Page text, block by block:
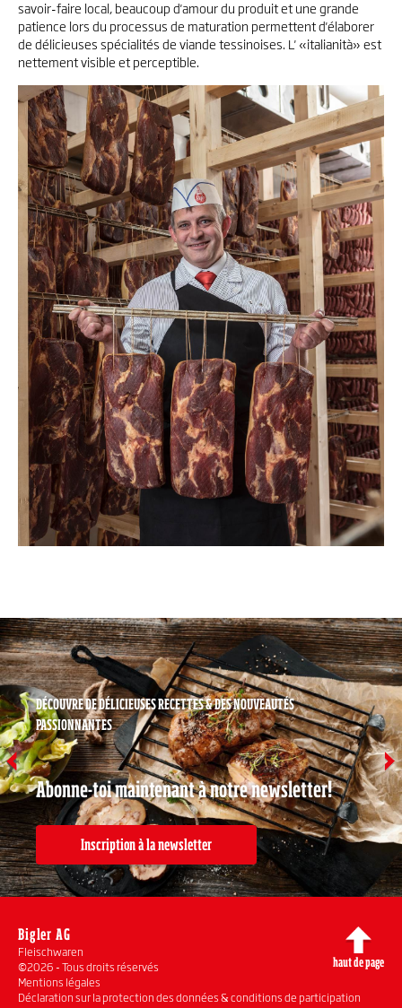
savoir-faire local, beaucoup d'amour du produit et une grande
patience lors du processus de maturation permettent d'élaborer
de délicieuses spécialités de viande tessinoises. L' «italianità» est
nettement visible et perceptible.
DÉCOUVRE DE DÉLICIEUSES RECETTES & DES NOUVEAUTÉS
PASSIONNANTES
Abonne-toi maintenant à notre newsletter!
Inscription à la newsletter
haut de page
Bigler AG
Fleischwaren
©2026 - Tous droits réservés
Mentions légales
Déclaration sur la protection des données & conditions de participation